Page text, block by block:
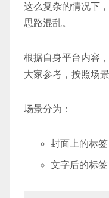
这么复杂的情况下
思路混乱。
根据自身平台内容
大家参考，按照场
场景分为：
封面上的标签
文字后的标签